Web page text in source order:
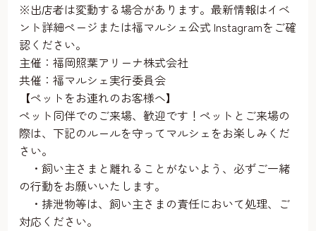
※出店者は変動する場合があります。最新情報はイベ
ント詳細ページまたは福マルシェ公式 Instagramをご確
認ください。
主催：福岡照葉アリーナ株式会社
共催：福マルシェ実行委員会
【ペットをお連れのお客様へ】
ペット同伴でのご来場、歓迎です！ペットとご来場の
際は、下記のルールを守ってマルシェをお楽しみくだ
さい。
・飼い主さまと離れることがないよう、必ずご一緒
の行動をお願いいたします。
・排泄物等は、飼い主さまの責任において処理、ご
対応ください。